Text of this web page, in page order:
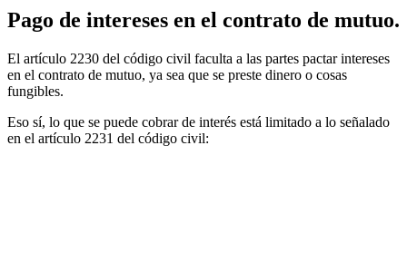
Pago de intereses en el contrato de mutuo.
El artículo 2230 del código civil faculta a las partes pactar intereses
en el contrato de mutuo, ya sea que se preste dinero o cosas
fungibles.
Eso sí, lo que se puede cobrar de interés está limitado a lo señalado
en el artículo 2231 del código civil: